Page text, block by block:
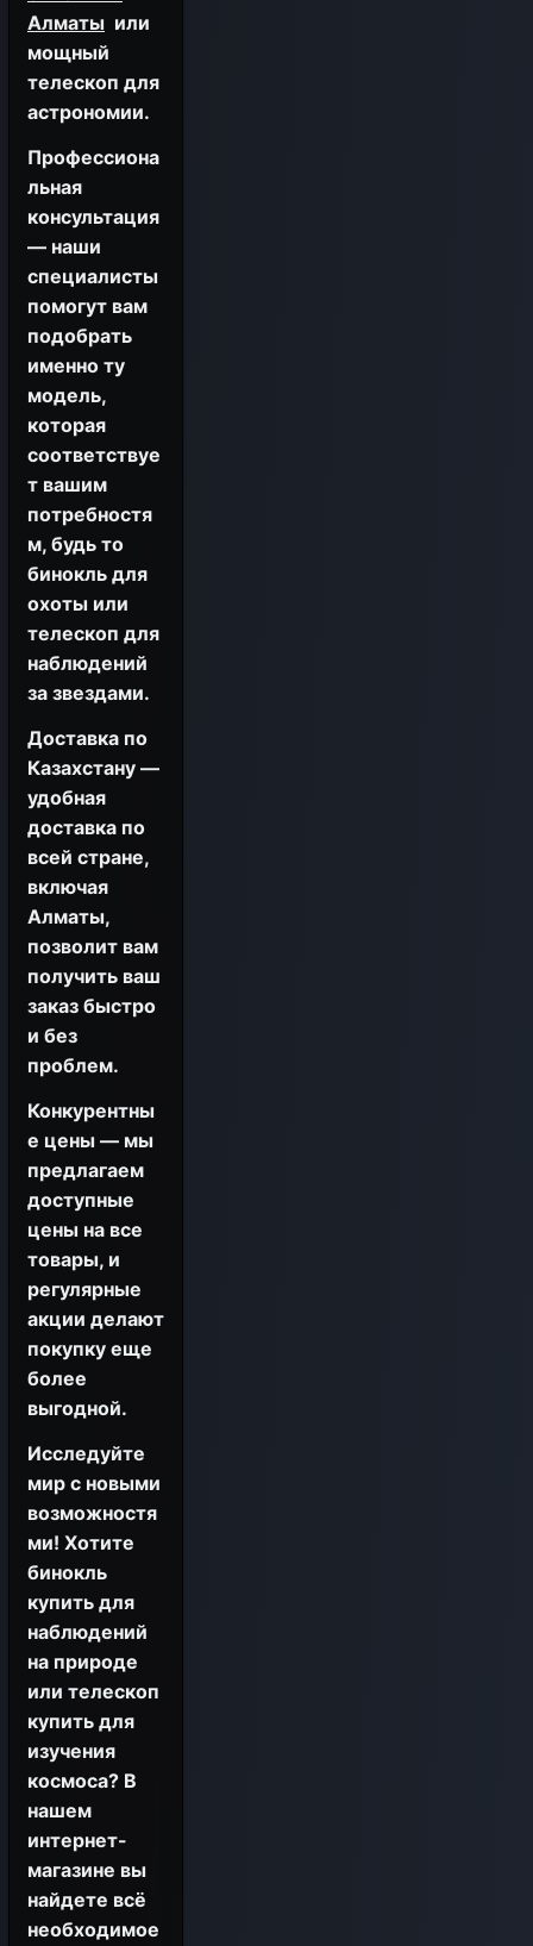
Алматы или
мощный
телескоп для
астрономии.
Профессиона
льная
консультация
— наши
специалисты
помогут вам
подобрать
именно ту
модель,
которая
соответствуе
т вашим
потребностя
м, будь то
бинокль для
охоты или
телескоп для
наблюдений
за звездами.
Доставка по
Казахстану —
удобная
доставка по
всей стране,
включая
Алматы,
позволит вам
получить ваш
заказ быстро
и без
проблем.
Конкурентны
е цены — мы
предлагаем
доступные
цены на все
товары, и
регулярные
акции делают
покупку еще
более
выгодной.
Исследуйте
мир с новыми
возможностя
ми! Хотите
бинокль
купить для
наблюдений
на природе
или телескоп
купить для
изучения
космоса? В
нашем
интернет-
магазине вы
найдете всё
необходимое